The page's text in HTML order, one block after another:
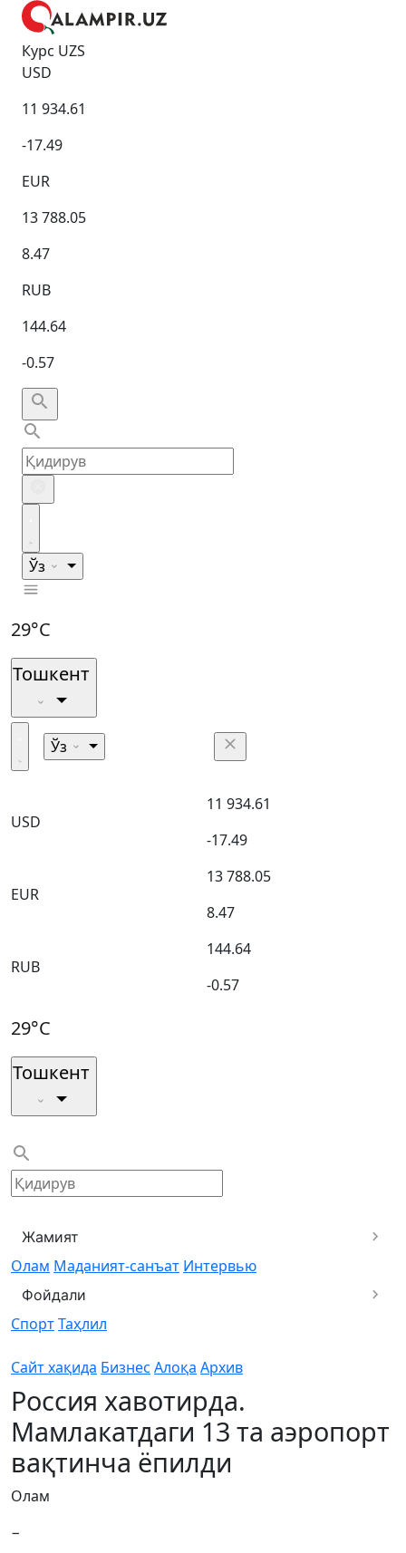
Курс UZS
USD
11 934.61
-17.49
EUR
13 788.05
8.47
RUB
144.64
-0.57
Ўз
29°C
Тошкент
Ўз
USD
11 934.61
-17.49
EUR
13 788.05
8.47
RUB
144.64
-0.57
29°C
Тошкент
Жамият
Олам Маданият-санъат Интервью
Фойдали
СпортТаҳлил
Сайт хақида Бизнес Алоқа Архив
Россия хавотирда.
Мамлакатдаги 13 та аэропорт
вақтинча ёпилди
Олам
−